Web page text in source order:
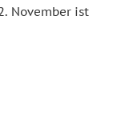
November ist